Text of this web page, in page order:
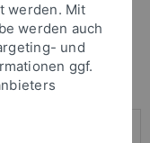
an um sich
werden. Mit
werden auch
und
ggf.